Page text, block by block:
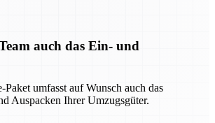
auch das Ein- und
Paket umfasst auf Wunsch auch das
Auspacken Ihrer Umzugsgüter.